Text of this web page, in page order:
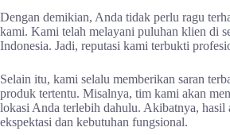
Dengan demikian, Anda tidak perlu ragu
kami. Kami telah melayani puluhan klien di
Indonesia. Jadi, reputasi kami terbukti
Selain itu, kami selalu memberikan saran
produk tertentu. Misalnya, tim kami akan
lokasi Anda terlebih dahulu. Akibatnya, hasil
ekspektasi dan kebutuhan fungsional.